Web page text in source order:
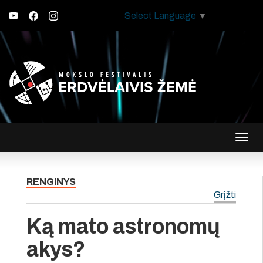
Select Language ▼
RENGINYS
Grįžti
Ką mato astronomų
akys?